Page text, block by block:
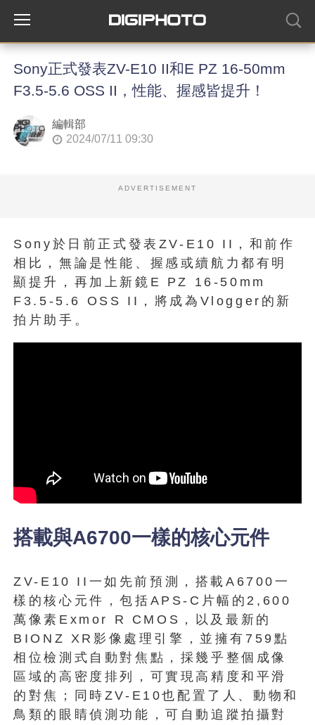
Sony正式發表ZV-E10 II和E PZ 16-50mm
F3.5-5.6 OSS II，性能、握感皆提升！
編輯部
2024/07/11 09:30
ADVERTISEMENT
Sony於日前正式發表ZV-E10 II，和前作
相比，無論是性能、握感或續航力都有明
顯提升，再加上新鏡E PZ 16-50mm
F3.5-5.6 OSS II，將成為Vlogger的新
拍片助手。
搭載與A6700一樣的核心元件
ZV-E10 II一如先前預測，搭載A6700一
樣的核心元件，包括APS-C片幅的2,600
萬像素Exmor R CMOS，以及最新的
BIONZ XR影像處理引擎，並擁有759點
相位檢測式自動對焦點，採幾乎整個成像
區域的高密度排列，可實現高精度和平滑
的對焦；同時ZV-E10也配置了人、動物和
鳥類的眼睛偵測功能，可自動追蹤拍攝對